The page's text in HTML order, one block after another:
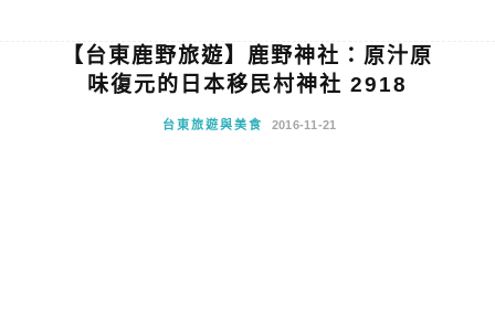
【台東鹿野旅遊】鹿野神社：原汁原
味復元的日本移民村神社 2918
台東旅遊與美食 2016-11-21